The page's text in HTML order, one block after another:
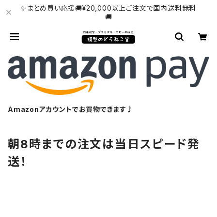
✨まとめ買い応援🚚¥20,000以上ご注文で国内送料無料
🚚
Amazonアカウントでお買物できます♪
朝8時までの注文は当日スピード発
送！